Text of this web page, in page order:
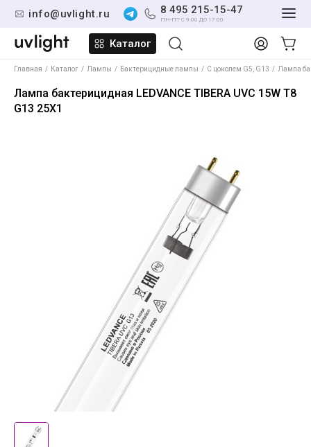
info@uvlight.ru 8 495 215-15-47
ПН-ПТ С 9:00 ДО 17:00
Каталог
Главная Каталог Лампы Бактерицидные лампы С цоколем G5, G13 Лампа
Лампа бактерицидная LEDVANCE TIBERA UVC 15W T8
G13 25X1